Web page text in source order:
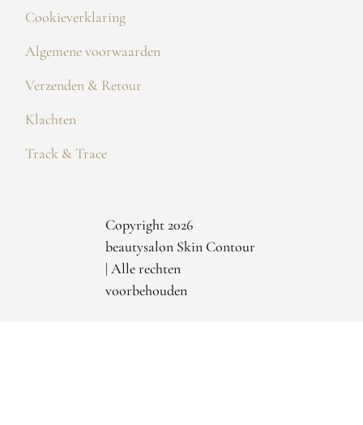
Cookieverklaring
Algemene voorwaarden
Verzenden & Retour
Klachten
Track & Trace
Copyright 2026
beautysalon Skin Contour
| Alle rechten
voorbehouden